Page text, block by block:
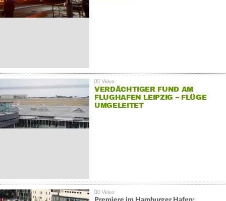
VERDÄCHTIGER FUND AM
FLUGHAFEN LEIPZIG – FLÜGE
UMGELEITET